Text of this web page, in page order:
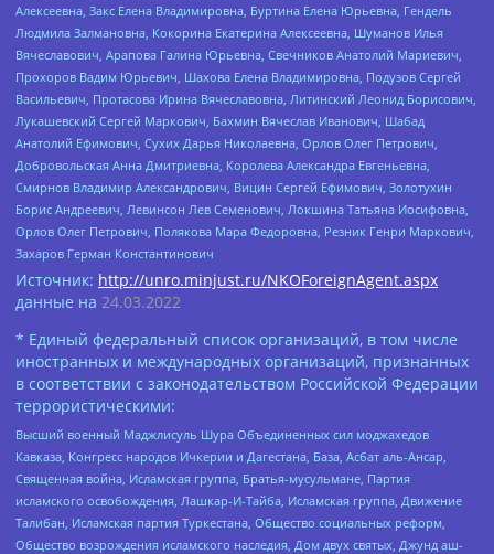
Алексеевна, Закс Елена Владимировна, Буртина Елена Юрьевна, Гендель
Людмила Залмановна, Кокорина Екатерина Алексеевна, Шуманов Илья
Вячеславович, Арапова Галина Юрьевна, Свечников Анатолий Мариевич,
Прохоров Вадим Юрьевич, Шахова Елена Владимировна, Подузов Сергей
Васильевич, Протасова Ирина Вячеславовна, Литинский Леонид Борисович,
Лукашевский Сергей Маркович, Бахмин Вячеслав Иванович, Шабад
Анатолий Ефимович, Сухих Дарья Николаевна, Орлов Олег Петрович,
Добровольская Анна Дмитриевна, Королева Александра Евгеньевна,
Смирнов Владимир Александрович, Вицин Сергей Ефимович, Золотухин
Борис Андреевич, Левинсон Лев Семенович, Локшина Татьяна Иосифовна,
Орлов Олег Петрович, Полякова Мара Федоровна, Резник Генри Маркович,
Захаров Герман Константинович
Источник: http://unro.minjust.ru/NKOForeignAgent.aspx
данные на 24.03.2022
* Единый федеральный список организаций, в том числе
иностранных и международных организаций, признанных
в соответствии с законодательством Российской Федерации
террористическими:
Высший военный Маджлисуль Шура Объединенных сил моджахедов
Кавказа, Конгресс народов Ичкерии и Дагестана, База, Асбат аль-Ансар,
Священная война, Исламская группа, Братья-мусульмане, Партия
исламского освобождения, Лашкар-И-Тайба, Исламская группа, Движение
Талибан, Исламская партия Туркестана, Общество социальных реформ,
Общество возрождения исламского наследия, Дом двух святых, Джунд аш-